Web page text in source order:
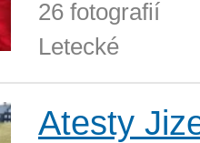
26 fotografií
Letecké
Atesty